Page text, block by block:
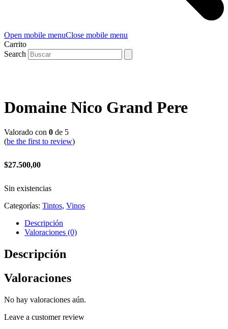
Open mobile menuClose mobile menu
Carrito
Search
Domaine Nico Grand Pere
Valorado con 0 de 5
(be the first to review)
$27.500,00
Sin existencias
Categorías: Tintos, Vinos
Descripción
Valoraciones (0)
Descripción
Valoraciones
No hay valoraciones aún.
Leave a customer review